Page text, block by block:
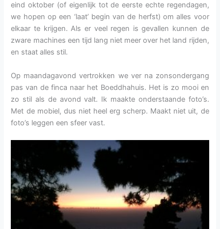
eind oktober (of eigenlijk tot de eerste echte regendagen,
we hopen op een ‘laat’ begin van de herfst) om alles voor
elkaar te krijgen. Als er veel regen is gevallen kunnen de
zware machines een tijd lang niet meer over het land rijden,
en staat alles stil.
Op maandagavond vertrokken we ver na zonsondergang
pas van de finca naar het Boeddhahuis. Het is zo mooi en
zo stil als de avond valt. Ik maakte onderstaande foto’s.
Met de mobiel, dus niet heel erg scherp. Maakt niet uit, de
foto’s leggen een sfeer vast.